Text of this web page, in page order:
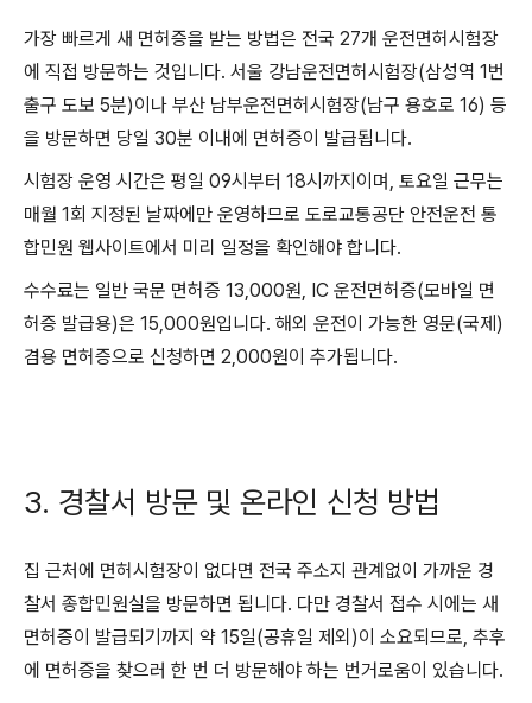
가장 빠르게 새 면허증을 받는 방법은 전국 27개 운전면허시험장
에 직접 방문하는 것입니다. 서울 강남운전면허시험장(삼성역 1번
출구 도보 5분)이나 부산 남부운전면허시험장(남구 용호로 16) 등
을 방문하면 당일 30분 이내에 면허증이 발급됩니다.
시험장 운영 시간은 평일 09시부터 18시까지이며, 토요일 근무는
매월 1회 지정된 날짜에만 운영하므로 도로교통공단 안전운전 통
합민원 웹사이트에서 미리 일정을 확인해야 합니다.
수수료는 일반 국문 면허증 13,000원, IC 운전면허증(모바일 면
허증 발급용)은 15,000원입니다. 해외 운전이 가능한 영문(국제)
겸용 면허증으로 신청하면 2,000원이 추가됩니다.
3. 경찰서 방문 및 온라인 신청 방법
집 근처에 면허시험장이 없다면 전국 주소지 관계없이 가까운 경
찰서 종합민원실을 방문하면 됩니다. 다만 경찰서 접수 시에는 새
면허증이 발급되기까지 약 15일(공휴일 제외)이 소요되므로, 추후
에 면허증을 찾으러 한 번 더 방문해야 하는 번거로움이 있습니다.